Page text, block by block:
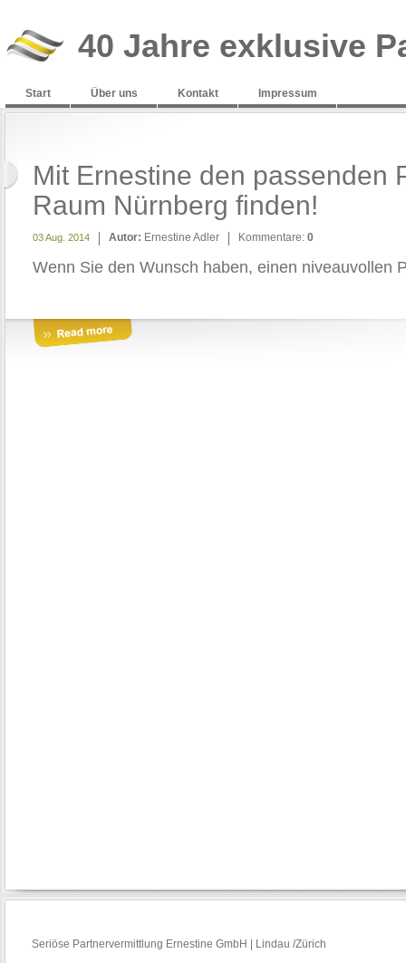
40 Jahre exklusive
Start Über uns Kontakt Impressum
Mit Ernestine den passenden
Raum Nürnberg finden!
03 Aug. 2014 Autor: Ernestine Adler Kommentare: 0
Wenn Sie den Wunsch haben, einen niveauvollen
Seriöse Partnervermittlung Ernestine GmbH | Lindau /Zürich